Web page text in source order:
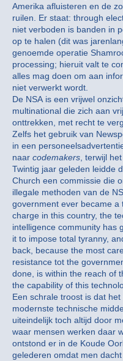
Amerika afluisteren en de
ruilen. Er staat: through
niet verboden is banden in
op te halen (dit was
genoemde operatie
processing; hieruit valt te
alles mag doen om aan
niet verwerkt wordt.
De NSA is een vrijwel
multinational die zich aan
onttrekken, met recht te
Zelfs het gebruik van
in een
naar codemakers , terwijl
Twintig jaar geleden leidde
Church een commissie die
illegale methoden van de
government ever became a
charge in this country, the
intelligence community has
it to impose total tyranny,
back, because the most
resistance tot the
done, is within the reach of
the capability of this
Een schrale troost is dat
modernste technische
uiteindelijk toch altijd door
waar mensen werken daar
ontstond er in de Koude
gelederen omdat men